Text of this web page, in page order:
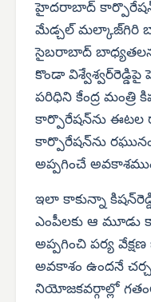
హైదరాబాద్
మేడ్చల్ మల్కాజ్‌గిరి
సైబరాబాద్
కొండా
పరిధిని కేంద్ర మంత్రి
కార్పొరేషన్‌ను ఈటల
కార్పొరేషన్‌ను
అప్పగించే
ఇలా కాకున్నా
ఎంపీలకు ఆ మూడు
అప్పగించి పర్య
అవకాశం ఉందనే
నియోజకవర్గాల్లో